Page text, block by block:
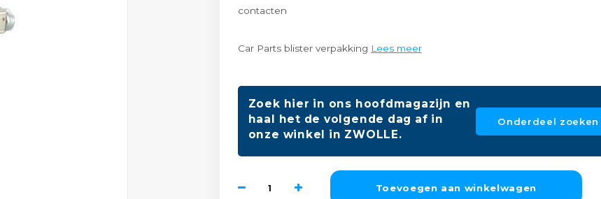
contacten
Car Parts blister verpakking Lees meer
Zoek hier in ons hoofdmagazijn en
haal het de volgende dag af in
onze winkel in ZWOLLE.
Onderdeel zoeken
Toevoegen aan winkelwagen